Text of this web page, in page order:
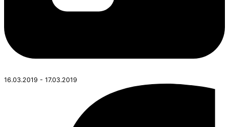
16.03.2019 - 17.03.2019